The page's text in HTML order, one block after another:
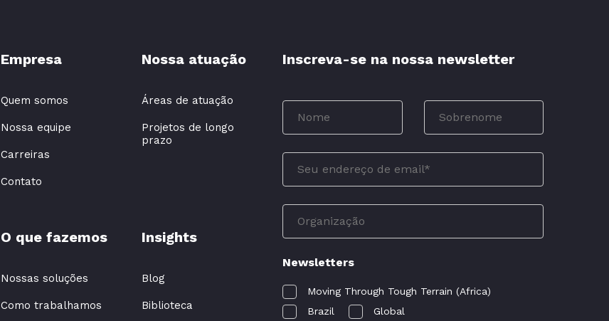
Empresa
Quem somos
Nossa equipe
Carreiras
Contato
Nossa atuação
Áreas de atuação
Projetos de longo
prazo
O que fazemos
Nossas soluções
Como trabalhamos
Insights
Blog
Biblioteca
Inscreva-se na nossa newsletter
Newsletters
Moving Through Tough Terrain (Africa)
Brazil
Global